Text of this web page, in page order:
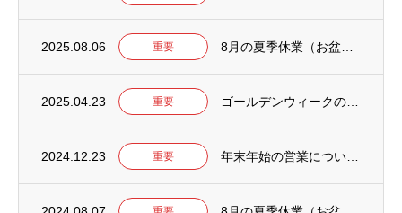
2025.08.06 重要
2025.04.23 重要
2024.12.23 重要